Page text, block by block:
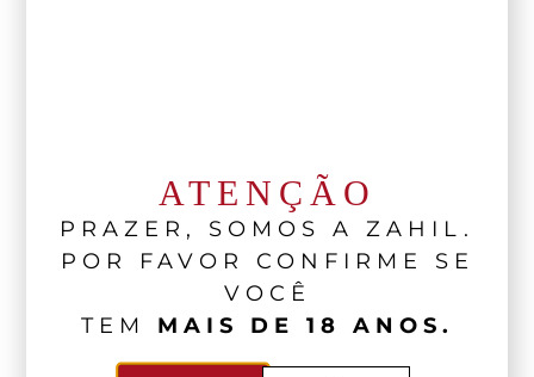
ATENÇÃO
PRAZER, SOMOS A ZAHIL.
POR FAVOR CONFIRME SE
VOCÊ
TEM MAIS DE 18 ANOS.